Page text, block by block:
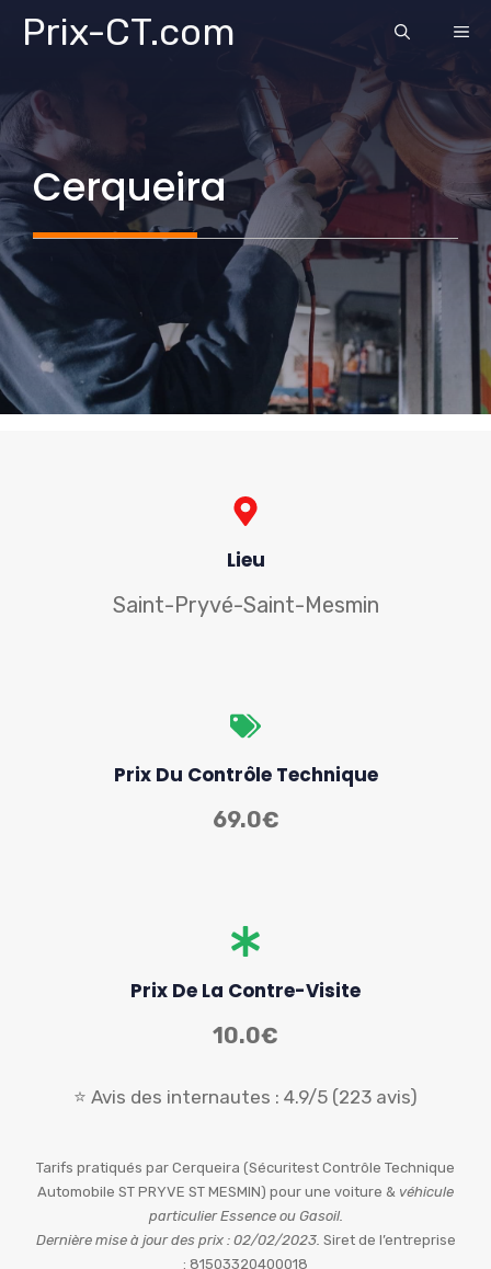
AllerPrix-CT.com
Cerqueira
Lieu
Saint-Pryvé-Saint-Mesmin
Prix Du Contrôle Technique
69.0€
Prix De La Contre-Visite
10.0€
⭐ Avis des internautes : 4.9/5 (223 avis)
Tarifs pratiqués par Cerqueira (Sécuritest Contrôle Technique
Automobile ST PRYVE ST MESMIN) pour une voiture & véhicule
particulier Essence ou Gasoil.
Dernière mise à jour des prix : 02/02/2023. Siret de l’entreprise
: 81503320400018